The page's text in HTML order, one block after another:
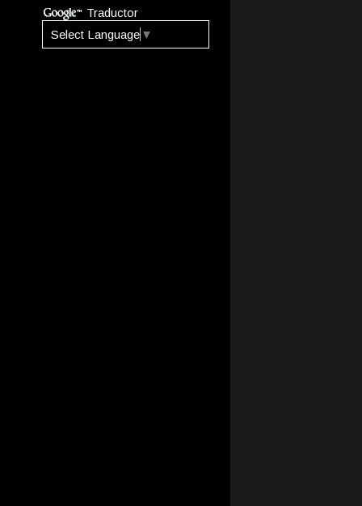
Traductor
Select Language ▼